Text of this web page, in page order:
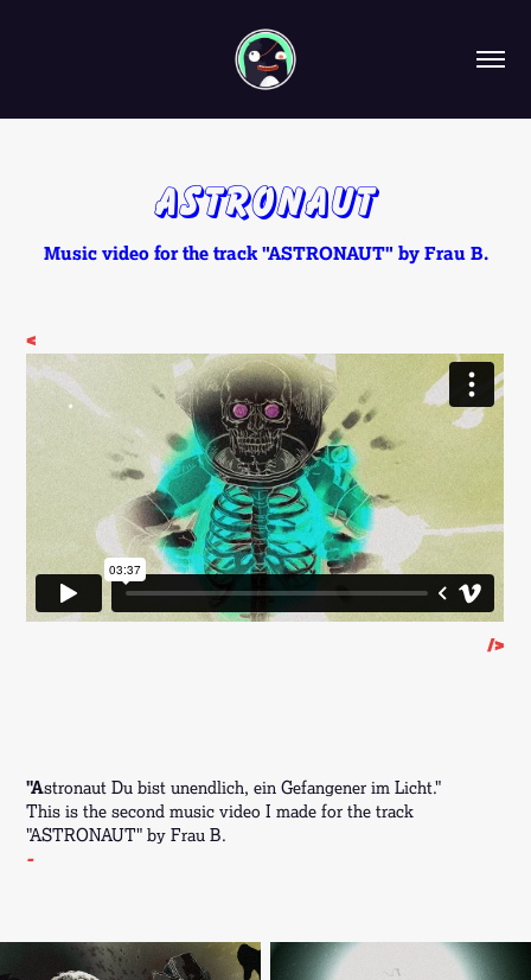
Astronaut
Music video for the track "ASTRONAUT" by Frau B.
<
/>
"Astronaut Du bist unendlich, ein Gefangener im Licht."
This is the second music video I made for the track
"ASTRONAUT" by Frau B.
-